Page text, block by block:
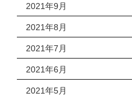
2021年9月
2021年8月
2021年7月
2021年6月
2021年5月